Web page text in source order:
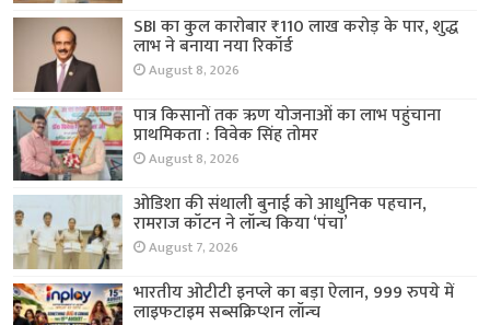
SBI का कुल कारोबार ₹110 लाख करोड़ के पार, शुद्ध
लाभ ने बनाया नया रिकॉर्ड
August 8, 2026
पात्र किसानों तक ऋण योजनाओं का लाभ पहुंचाना
प्राथमिकता : विवेक सिंह तोमर
August 8, 2026
ओडिशा की संथाली बुनाई को आधुनिक पहचान,
रामराज कॉटन ने लॉन्च किया ‘पंचा’
August 7, 2026
भारतीय ओटीटी इनप्ले का बड़ा ऐलान, 999 रुपये में
लाइफटाइम सब्सक्रिप्शन लॉन्च